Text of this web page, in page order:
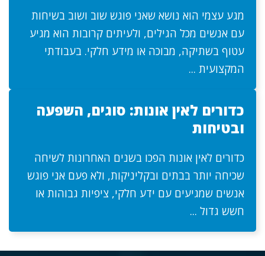
מגע עצמי הוא נושא שאני פוגש שוב ושוב בשיחות
עם אנשים מכל הגילים, ולעיתים קרובות הוא מגיע
עטוף בשתיקה, מבוכה או מידע חלקי. בעבודתי
המקצועית ...
כדורים לאין אונות: סוגים, השפעה
ובטיחות
כדורים לאין אונות הפכו בשנים האחרונות לשיחה
שכיחה יותר בבתים ובקליניקות, ולא פעם אני פוגש
אנשים שמגיעים עם ידע חלקי, ציפיות גבוהות או
חשש גדול ...